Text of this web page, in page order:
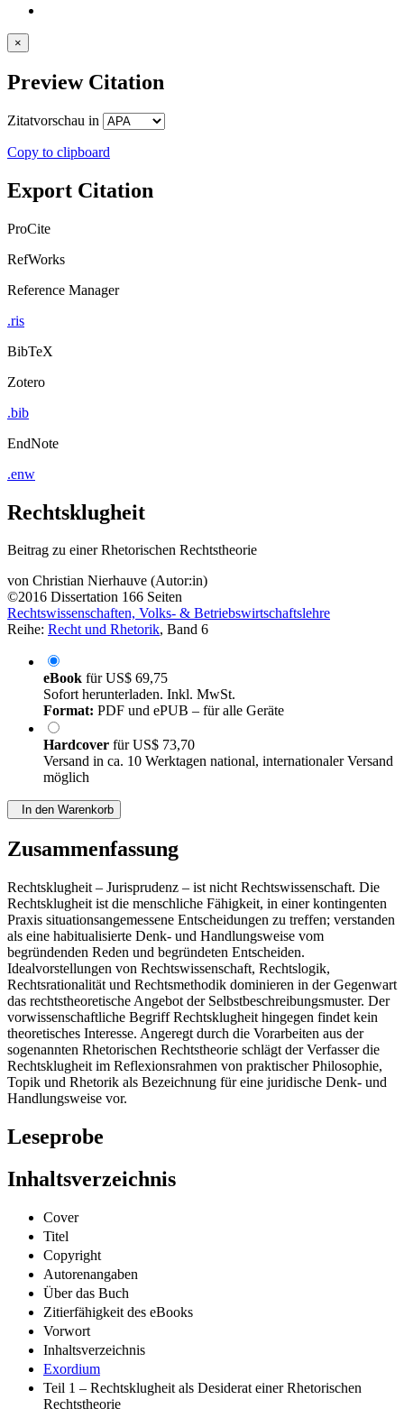
×
Preview Citation
Zitatvorschau in
Copy to clipboard
Export Citation
ProCite
RefWorks
Reference Manager
.ris
BibTeX
Zotero
.bib
EndNote
.enw
Rechtsklugheit
Beitrag zu einer Rhetorischen Rechtstheorie
von Christian Nierhauve (Autor:in)
©2016 Dissertation 166 Seiten
Rechtswissenschaften, Volks- & Betriebswirtschaftslehre
Reihe: Recht und Rhetorik, Band 6
eBook fürUS$ 69,75
Sofort herunterladen. Inkl. MwSt.
Format: PDF und ePUB – für alle Geräte
Hardcover fürUS$ 73,70
Versand in ca. 10 Werktagen national, internationaler Versand
möglich
In den Warenkorb
Zusammenfassung
Rechtsklugheit – Jurisprudenz – ist nicht Rechtswissenschaft. Die
Rechtsklugheit ist die menschliche Fähigkeit, in einer kontingenten
Praxis situationsangemessene Entscheidungen zu treffen; verstanden
als eine habitualisierte Denk- und Handlungsweise vom
begründenden Reden und begründeten Entscheiden.
Idealvorstellungen von Rechtswissenschaft, Rechtslogik,
Rechtsrationalität und Rechtsmethodik dominieren in der Gegenwart
das rechtstheoretische Angebot der Selbstbeschreibungsmuster. Der
vorwissenschaftliche Begriff Rechtsklugheit hingegen findet kein
theoretisches Interesse. Angeregt durch die Vorarbeiten aus der
sogenannten Rhetorischen Rechtstheorie schlägt der Verfasser die
Rechtsklugheit im Reflexionsrahmen von praktischer Philosophie,
Topik und Rhetorik als Bezeichnung für eine juridische Denk- und
Handlungsweise vor.
Leseprobe
Inhaltsverzeichnis
Cover
Titel
Copyright
Autorenangaben
Über das Buch
Zitierfähigkeit des eBooks
Vorwort
Inhaltsverzeichnis
Exordium
Teil 1 – Rechtsklugheit als Desiderat einer Rhetorischen
Rechtstheorie